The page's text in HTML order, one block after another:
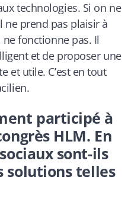
technologies. Si on ne
ne prend pas plaisir à
fonctionne pas. Il
et de proposer une
et utile. C’est en tout
participé à
HLM. En
sont-ils
solutions telles